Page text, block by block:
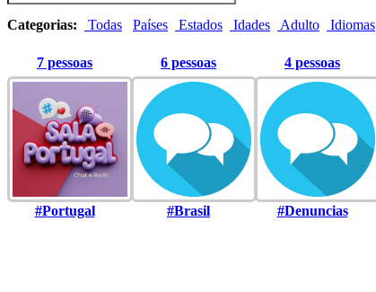
Categorias: Todas Países Estados Idades Adulto Idiomas
7 pessoas
#Portugal
6 pessoas
#Brasil
4 pessoas
#Denuncias